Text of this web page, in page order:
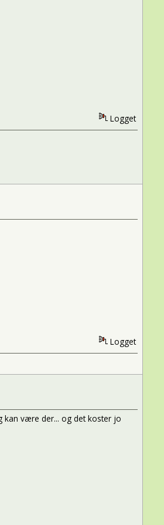
Logget
Logget
kan være der... og det koster jo